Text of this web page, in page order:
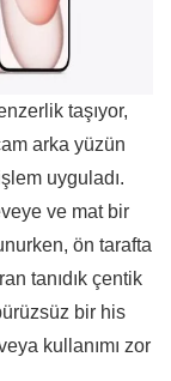
taşıyor,
arka yüzün
uyguladı.
ve mat bir
ön tarafta
tanıdık çentik
bir his
kullanımı zor